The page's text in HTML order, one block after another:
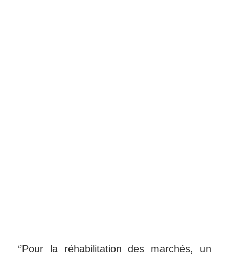
‘’Pour la réhabilitation des marchés, un